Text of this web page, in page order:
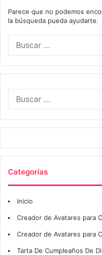
Parece que no podemos
la búsqueda pueda ayudarte.
Categorías
Inicio
Creador de Avatares para
Creador de Avatares para
Tarta De Cumpleaños De